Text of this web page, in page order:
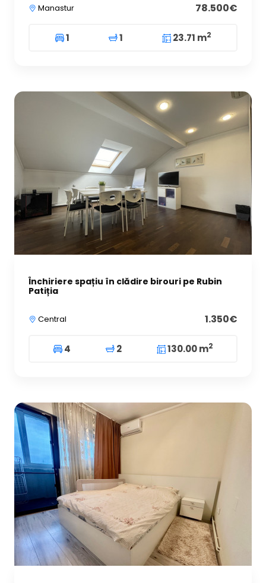
Manastur 78.500€
1 1 23.71 m2
Închiriere spațiu în clădire birouri pe Rubin
Patiția
Central 1.350€
4 2 130.00 m2